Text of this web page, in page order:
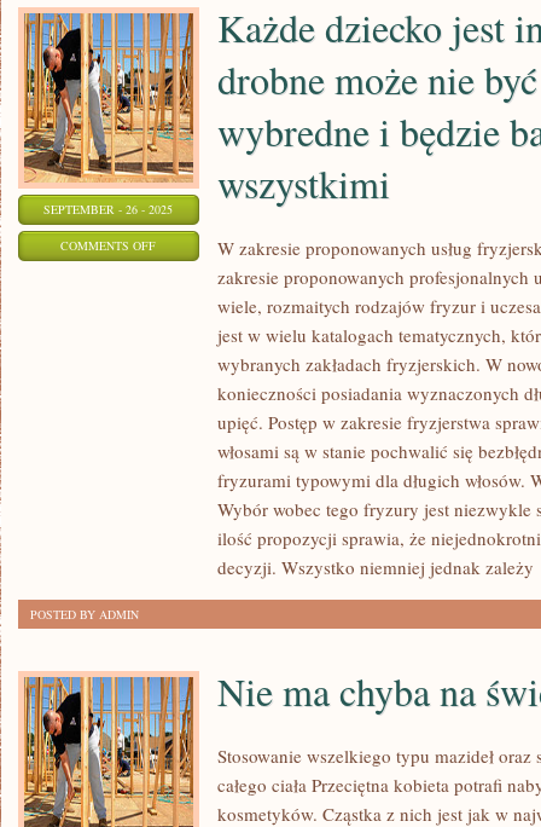
SEPTEMBER - 26 - 2025
COMMENTS OFFON
BĘDZIE
BAWIŁO
SIĘ
WSZYSTKIMI
Każde dziecko jest
drobne może nie
wybredne i będzie
wszystkimi
W zakresie proponowanych usług
zakresie proponowanych profesjonalnych
wiele, rozmaitych rodzajów fryzur i
jest w wielu katalogach tematycznych,
wybranych zakładach fryzjerskich. W
konieczności posiadania wyznaczonych
upięć. Postęp w zakresie fryzjerstwa
włosami są w stanie pochwalić się
fryzurami typowymi dla długich włosów.
Wybór wobec tego fryzury jest niezwykle
ilość propozycji sprawia, że
decyzji. Wszystko niemniej jednak zależy
POSTED BY ADMIN
Nie ma chyba na
Stosowanie wszelkiego typu mazideł
całego ciała Przeciętna kobieta potrafi
kosmetyków. Cząstka z nich jest jak w